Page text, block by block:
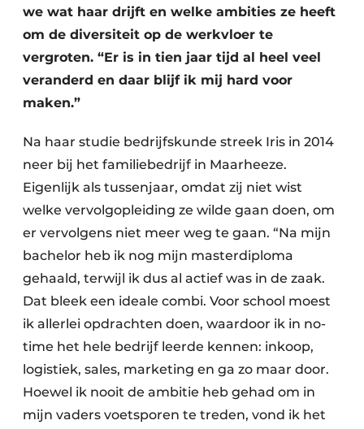
we wat haar drijft en welke ambities ze heeft
om de diversiteit op de werkvloer te
vergroten. “Er is in tien jaar tijd al heel veel
veranderd en daar blijf ik mij hard voor
maken.”
Na haar studie bedrijfskunde streek Iris in 2014
neer bij het familiebedrijf in Maarheeze.
Eigenlijk als tussenjaar, omdat zij niet wist
welke vervolgopleiding ze wilde gaan doen, om
er vervolgens niet meer weg te gaan. “Na mijn
bachelor heb ik nog mijn masterdiploma
gehaald, terwijl ik dus al actief was in de zaak.
Dat bleek een ideale combi. Voor school moest
ik allerlei opdrachten doen, waardoor ik in no-
time het hele bedrijf leerde kennen: inkoop,
logistiek, sales, marketing en ga zo maar door.
Hoewel ik nooit de ambitie heb gehad om in
mijn vaders voetsporen te treden, vond ik het